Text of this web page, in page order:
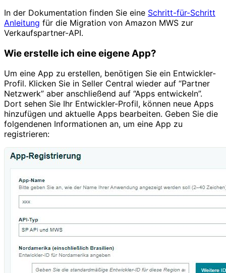
In der Dokumentation finden Sie eine Schritt-für-Schritt
Anleitung für die Migration von Amazon MWS zur
Verkaufspartner-API.
Wie erstelle ich eine eigene App?
Um eine App zu erstellen, benötigen Sie ein Entwickler-
Profil. Klicken Sie in Seller Central wieder auf “Partner
Netzwerk” aber anschließend auf “Apps entwickeln”.
Dort sehen Sie Ihr Entwickler-Profil, können neue Apps
hinzufügen und aktuelle Apps bearbeiten. Geben Sie die
folgendenen Informationen an, um eine App zu
registrieren: